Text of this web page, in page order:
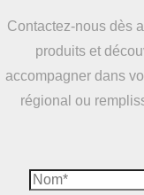
Contactez-nous dès
produits et
accompagner dans
régional ou